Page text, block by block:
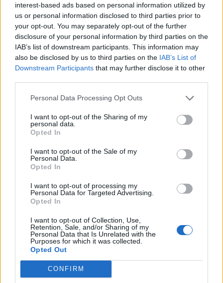
interest-based ads based on personal information utilized by
us or personal information disclosed to third parties prior to
your opt-out. You may separately opt-out of the further
disclosure of your personal information by third parties on the
IAB’s list of downstream participants. This information may
also be disclosed by us to third parties on the IAB’s List of
Downstream Participants that may further disclose it to other
Personal Data Processing Opt Outs
I want to opt-out of the Sharing of my
personal data.
Opted In
I want to opt-out of the Sale of my
Personal Data.
Opted In
I want to opt-out of processing my
Personal Data for Targeted Advertising.
Opted In
I want to opt-out of Collection, Use,
Retention, Sale, and/or Sharing of my
Personal Data that Is Unrelated with the
Purposes for which it was collected.
Opted Out
CONFIRM
o
r
: